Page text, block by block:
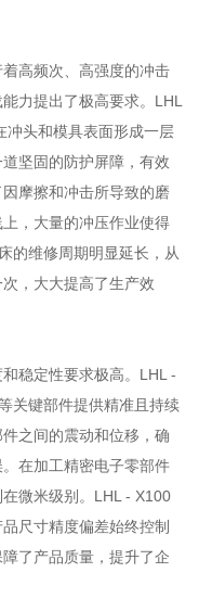
高频次、高强度的冲击
力提出了极高要求。LHL
冲头和模具表面形成一层
坚固的防护屏障，有效
摩擦和冲击所导致的磨
，大量的冲压作业使得
的维修周期明显延长，从
，大大提高了生产效
稳定性要求极高。LHL -
关键部件提供精准且持续
之间的震动和位移，确
在加工精密电子零部件
微米级别。LHL - X100
尺寸精度偏差始终控制
了产品质量，提升了企